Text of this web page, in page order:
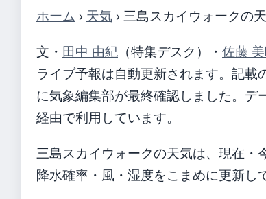
ホーム › 天気 › 三島スカイウォークの
文・ 田中 由紀 （特集デスク） ・ 佐藤
ライブ予報は自動更新されます。記載
に気象編集部が最終確認しました。
経由で利用しています。
三島スカイウォークの天気は、現在・
降水確率・風・湿度をこまめに更新し